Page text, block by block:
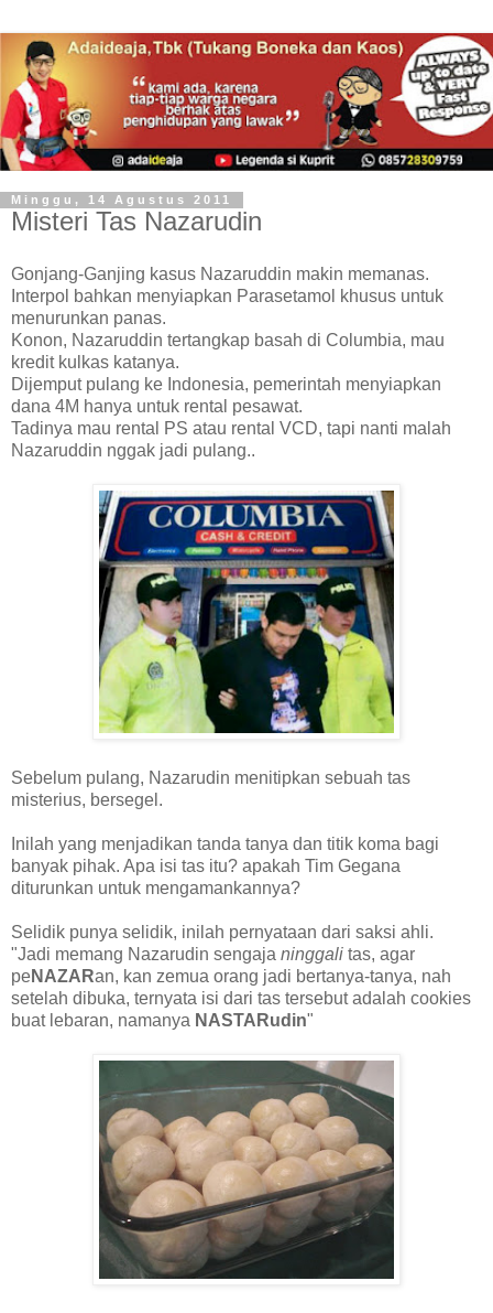
Minggu, 14 Agustus 2011
Misteri Tas Nazarudin
Gonjang-Ganjing kasus Nazaruddin makin memanas.
Interpol bahkan menyiapkan Parasetamol khusus untuk
menurunkan panas.
Konon, Nazaruddin tertangkap basah di Columbia, mau
kredit kulkas katanya.
Dijemput pulang ke Indonesia, pemerintah menyiapkan
dana 4M hanya untuk rental pesawat.
Tadinya mau rental PS atau rental VCD, tapi nanti malah
Nazaruddin nggak jadi pulang..
Sebelum pulang, Nazarudin menitipkan sebuah tas
misterius, bersegel.
Inilah yang menjadikan tanda tanya dan titik koma bagi
banyak pihak. Apa isi tas itu? apakah Tim Gegana
diturunkan untuk mengamankannya?
Selidik punya selidik, inilah pernyataan dari saksi ahli.
"Jadi memang Nazarudin sengaja ninggali tas, agar
peNAZARan, kan zemua orang jadi bertanya-tanya, nah
setelah dibuka, ternyata isi dari tas tersebut adalah cookies
buat lebaran, namanya NASTARudin"